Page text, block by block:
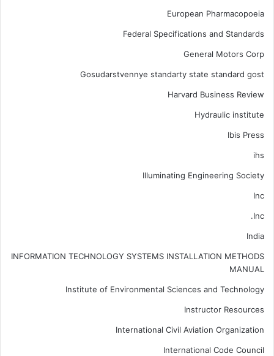
European Pharmacopoeia
Federal Specifications and Standards
General Motors Corp
Gosudarstvennye standarty state standard gost
Harvard Business Review
Hydraulic institute
Ibis Press
ihs
Illuminating Engineering Society
Inc
Inc.
India
INFORMATION TECHNOLOGY SYSTEMS INSTALLATION METHODS
MANUAL
Institute of Environmental Sciences and Technology
Instructor Resources
International Civil Aviation Organization
International Code Council